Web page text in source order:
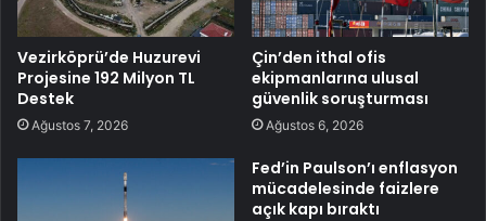
Vezirköprü’de Huzurevi
Projesine 192 Milyon TL
Destek
Ağustos 7, 2026
Çin’den ithal ofis
ekipmanlarına ulusal
güvenlik soruşturması
Ağustos 6, 2026
Fed’in Paulson’ı enflasyon
mücadelesinde faizlere
açık kapı bıraktı